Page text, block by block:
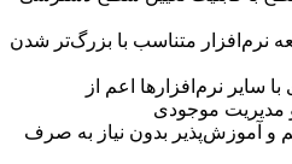
نرم‌افزار متناسب با بزرگ‌تر شدن
سایر نرم‌افزارها اعم از
مدیریت موجودی
و آموزش‌پذیر بدون نیاز به صرف